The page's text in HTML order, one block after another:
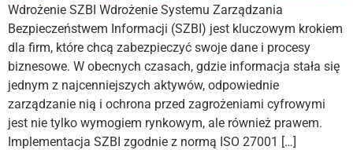
Wdrożenie SZBI Wdrożenie Systemu Zarządzania
Bezpieczeństwem Informacji (SZBI) jest kluczowym krokiem
dla firm, które chcą zabezpieczyć swoje dane i procesy
biznesowe. W obecnych czasach, gdzie informacja stała się
jednym z najcenniejszych aktywów, odpowiednie
zarządzanie nią i ochrona przed zagrożeniami cyfrowymi
jest nie tylko wymogiem rynkowym, ale również prawem.
Implementacja SZBI zgodnie z normą ISO 27001 […]